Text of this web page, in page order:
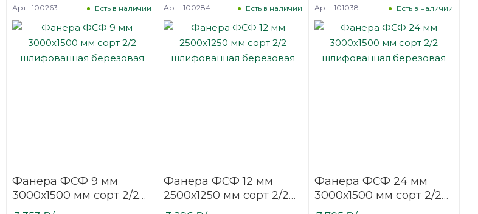
Фанера ФСФ 9 мм
3000х1500 мм сорт 2/2
шлифованная
Есть в наличии
Арт.: 100263
Фанера ФСФ 12 мм
2500х1250 мм сорт 2/2
шлифованная
Есть в наличии
Арт.: 100284
Фанера ФСФ 24 мм
3000х1500 мм сорт 2/2
шлифованная
Есть в наличии
Арт.: 101038